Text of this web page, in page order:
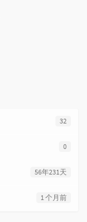
32
0
56年231天
1 个月前